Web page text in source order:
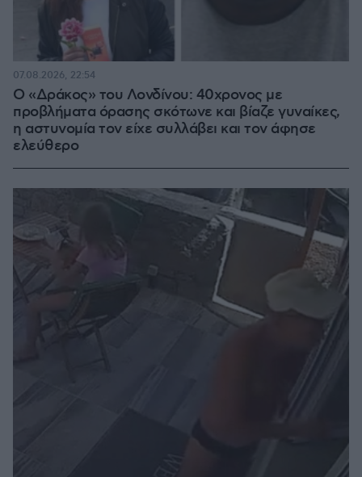
Ο «Δράκος» του Λονδίνου: 40χρονος με
προβλήματα όρασης σκότωνε και βίαζε γυναίκες,
η αστυνομία τον είχε συλλάβει και τον άφησε
ελεύθερο
07.08.2026, 22:54